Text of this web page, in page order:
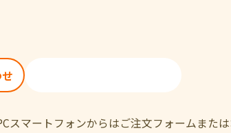
スマートフォンからはご注文フォームまた